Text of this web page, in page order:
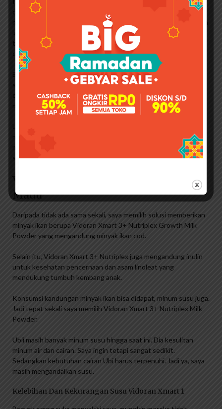
dengan ingin memberikan bakso. Saya tidak suka bakso, saya
makan yang lain. Ada sayur bening, sayur asem, tempe, tahu dan
lain-lain. Jika Anda sangat ingin Kang Ubii makan daging sapi,
tetapi Anda tidak suka bakso, lebih baik dagingnya direbus
dengan kecap. Begitu banyak pilihan bagus.
Bagaimana dengan minyak ikan? Saya membutuhkannya tapi
saya sangat enggan padahal saya sudah mencampur makanan
dan minuman ini, bagaimana ini? Mengapa bersikeras? Karena
manfaatnya banyak.
Ubi itu yang terlambat dalam proses pemahaman, bukan? Jadi
manfaat peningkatan fungsi kognitif sangat besar. Kemampuan
menjaga kesehatan jantungnya juga penting bagi Ubii karena
sebelumnya ia memiliki riwayat gagal jantung ringan.
Madu
Daripada tidak ada sama sekali, saya memilih solusi memberikan
minyak ikan berupa Vidoran Xmart 3+ Nutriplex Growth Milk
Powder yang mengandung minyak ikan cod.
Selain itu, Vidoran Xmart 3+ Nutriplex juga mengandung inulin
untuk kesehatan pencernaan dan asam linoleat yang
mendukung tumbuh kembang anak.
Konsumsi kandungan minyak ikan bisa didapat, minum susu juga.
Jadi tepat sekali saya memilih Vidoran Xmart 3+ Nutriplex Milk
Powder.
Ubii masih banyak minum susu hingga saat ini. Dia kesulitan
minum air dan cairan. Saya ingin tetapi sangat sedikit.
Sedangkan kebutuhan cairan Ubi harus terpenuhi. Jadi ya, saya
masih mengandalkan susu.
Kelebihan Dan Kekurangan Susu Vidoran Xmart 1